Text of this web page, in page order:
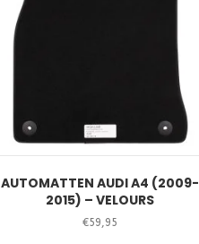
AUTOMATTEN AUDI A4 (2009-
2015) – VELOURS
€59,95